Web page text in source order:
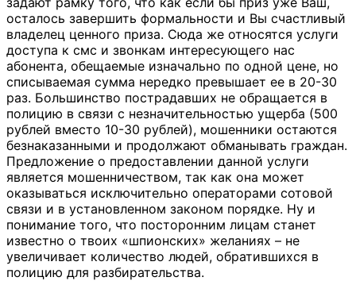
осталось завершить формальности и Вы счастливый
владелец ценного приза. Сюда же относятся услуги
доступа к смс и звонкам интересующего нас
абонента, обещаемые изначально по одной цене, но
списываемая сумма нередко превышает ее в 20-30
раз. Большинство пострадавших не обращается в
полицию в связи с незначительностью ущерба (500
рублей вместо 10-30 рублей), мошенники остаются
безнаказанными и продолжают обманывать граждан.
Предложение о предоставлении данной услуги
является мошенничеством, так как она может
оказываться исключительно операторами сотовой
связи и в установленном законом порядке. Ну и
понимание того, что посторонним лицам станет
известно о твоих «шпионских» желаниях – не
увеличивает количество людей, обратившихся в
полицию для разбирательства.